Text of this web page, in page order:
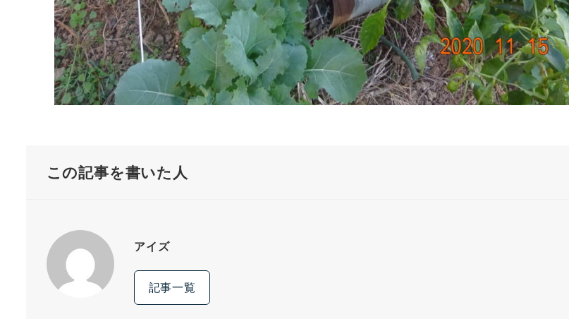
この記事を書いた人
アイズ
記事一覧